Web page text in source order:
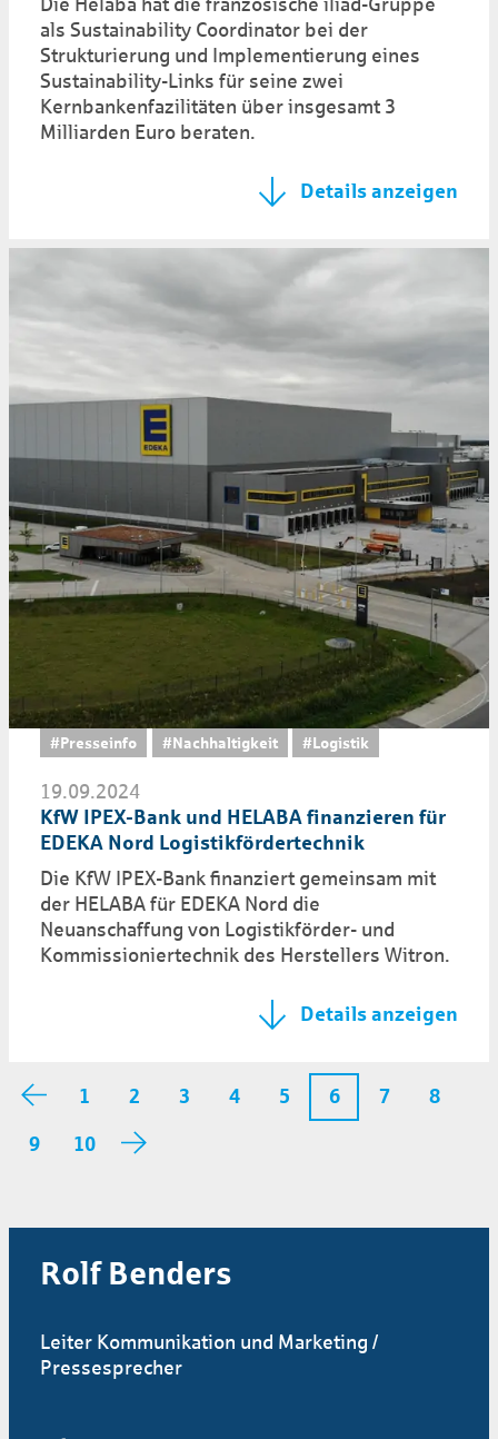
als Sustainability Coordinator bei der
Strukturierung und Implementierung eines
Sustainability-Links für seine zwei
Kernbankenfazilitäten über insgesamt 3
Milliarden Euro beraten.
Details anzeigen
#Presseinfo #Nachhaltigkeit #Logistik
19.09.2024
KfW IPEX-Bank und HELABA finanzieren für
EDEKA Nord Logistikfördertechnik
Die KfW IPEX-Bank finanziert gemeinsam mit
der HELABA für EDEKA Nord die
Neuanschaffung von Logistikförder- und
Kommissioniertechnik des Herstellers Witron.
Details anzeigen
1 2 3 4 5 6 7 8
9 10
Rolf Benders
Leiter Kommunikation und Marketing /
Pressesprecher